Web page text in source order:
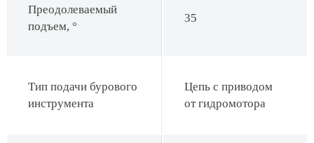
Преодолеваемый
подъем, °
35
Тип подачи бурового
инструмента
Цепь с приводом
от гидромотора